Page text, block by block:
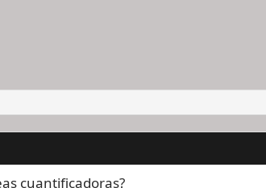
cuantificadoras?